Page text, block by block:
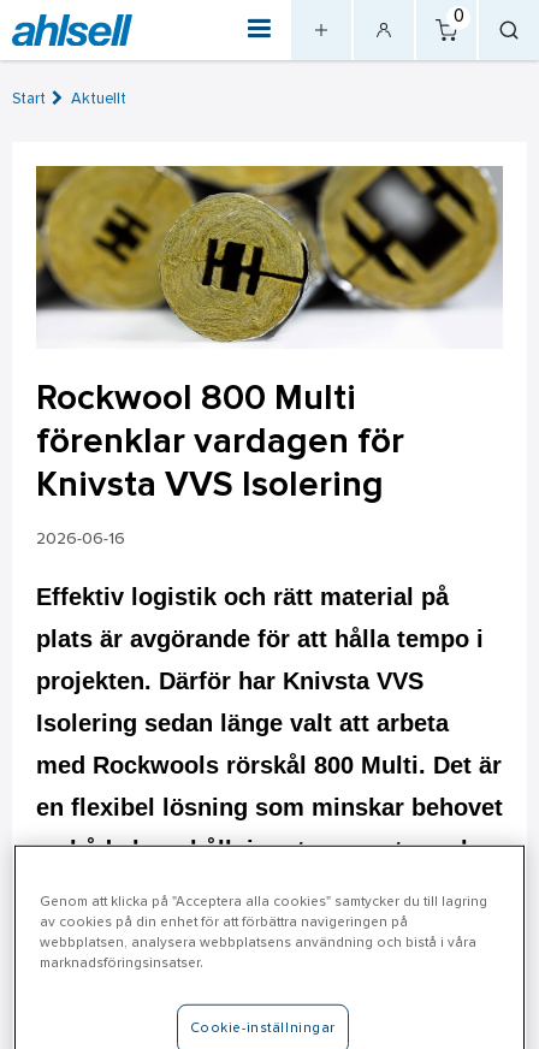
0
Start Aktuellt
Rockwool 800 Multi
förenklar vardagen för
Knivsta VVS Isolering
2026-06-16
Effektiv logistik och rätt material på
plats är avgörande för att hålla tempo i
projekten. Därför har Knivsta VVS
Isolering sedan länge valt att arbeta
med Rockwools rörskål 800 Multi. Det är
en flexibel lösning som minskar behovet
av både lagerhållning, transporter och
onödiga avbrott ute på arbetsplatsen.
Nu har produkten dessutom
vidareutvecklats för att göra montaget
ännu smidigare.
Genom att klicka på "Acceptera alla cookies" samtycker du till lagring
av cookies på din enhet för att förbättra navigeringen på
webbplatsen, analysera webbplatsens användning och bistå i våra
marknadsföringsinsatser.
Cookie-inställningar